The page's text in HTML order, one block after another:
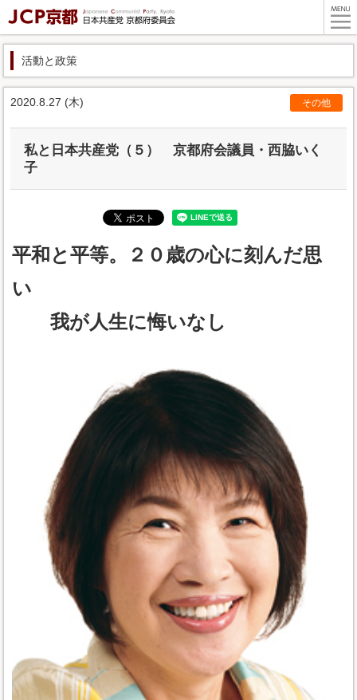
活動と政策
2020.8.27 (木) その他
私と日本共産党（５） 京都府会議員・西脇いく
子
平和と平等。２０歳の心に刻んだ思
い
我が人生に悔いなし